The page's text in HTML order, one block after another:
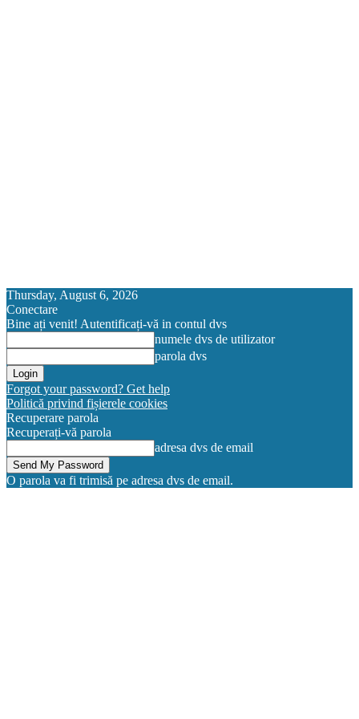
Thursday, August 6, 2026
Conectare
Bine ați venit! Autentificați-vă in contul dvs
numele dvs de utilizator
parola dvs
Forgot your password? Get help
Politică privind fișierele cookies
Recuperare parola
Recuperați-vă parola
adresa dvs de email
O parola va fi trimisă pe adresa dvs de email.